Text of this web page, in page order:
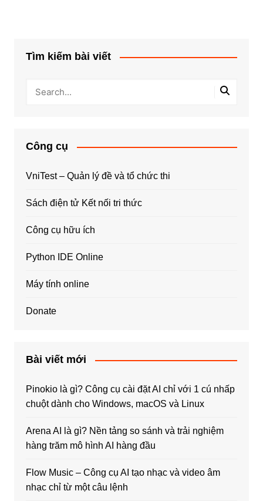
Tìm kiếm bài viết
Công cụ
VniTest – Quản lý đề và tổ chức thi
Sách điện tử Kết nối tri thức
Công cụ hữu ích
Python IDE Online
Máy tính online
Donate
Bài viết mới
Pinokio là gì? Công cụ cài đặt AI chỉ với 1 cú nhấp
chuột dành cho Windows, macOS và Linux
Arena AI là gì? Nền tảng so sánh và trải nghiệm
hàng trăm mô hình AI hàng đầu
Flow Music – Công cụ AI tạo nhạc và video âm
nhạc chỉ từ một câu lệnh